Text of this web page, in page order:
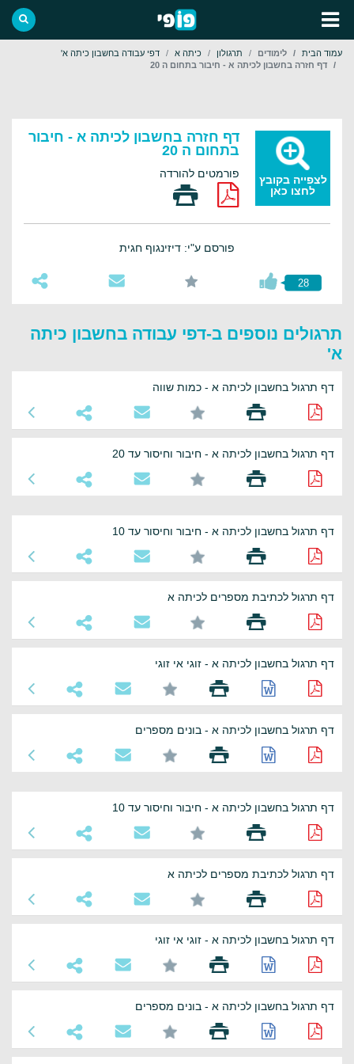
עמוד הבית לימודים תרגולון כיתה א
דפי עבודה בחשבון כיתה א'
דף חזרה בחשבון לכיתה א - חיבור בתחום ה 20
לצפייה בקובץ
לחצו כאן
דף חזרה בחשבון לכיתה א - חיבור
בתחום ה 20
פורמטים להורדה
פורסם ע"י: דיזינגוף חגית
28
תרגולים נוספים ב-דפי עבודה בחשבון כיתה
א'
דף תרגול בחשבון לכיתה א - כמות שווה
דף תרגול בחשבון לכיתה א - חיבור וחיסור עד 20
דף תרגול בחשבון לכיתה א - חיבור וחיסור עד 10
דף תרגול לכתיבת מספרים לכיתה א
דף תרגול בחשבון לכיתה א - זוגי אי זוגי
דף תרגול בחשבון לכיתה א - בונים מספרים
דף תרגול בחשבון לכיתה א - חיבור וחיסור עד 10
דף תרגול לכתיבת מספרים לכיתה א
דף תרגול בחשבון לכיתה א - זוגי אי זוגי
דף תרגול בחשבון לכיתה א - בונים מספרים